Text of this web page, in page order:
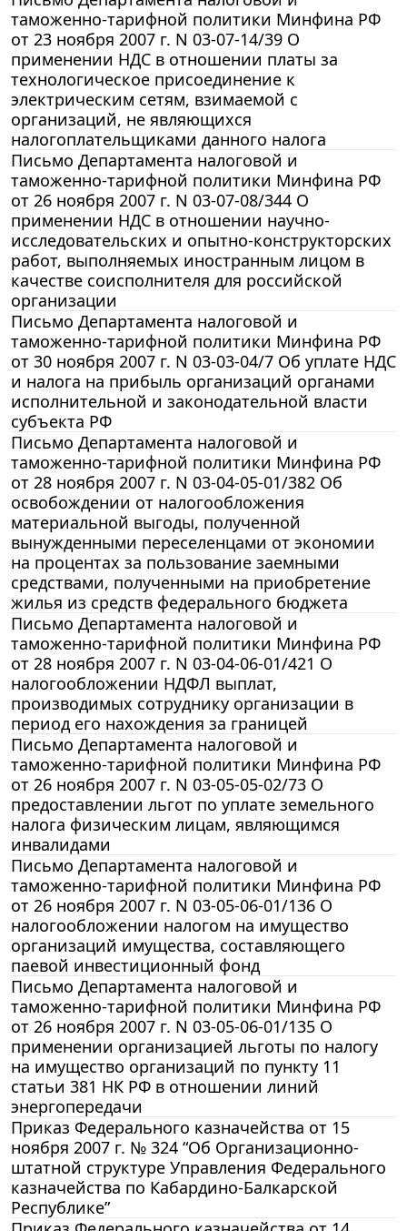
таможенно-тарифной политики Минфина РФ
от 23 ноября 2007 г. N 03-07-14/39 О
применении НДС в отношении платы за
технологическое присоединение к
электрическим сетям, взимаемой с
организаций, не являющихся
налогоплательщиками данного налога
Письмо Департамента налоговой и
таможенно-тарифной политики Минфина РФ
от 26 ноября 2007 г. N 03-07-08/344 О
применении НДС в отношении научно-
исследовательских и опытно-конструкторских
работ, выполняемых иностранным лицом в
качестве соисполнителя для российской
организации
Письмо Департамента налоговой и
таможенно-тарифной политики Минфина РФ
от 30 ноября 2007 г. N 03-03-04/7 Об уплате НДС
и налога на прибыль организаций органами
исполнительной и законодательной власти
субъекта РФ
Письмо Департамента налоговой и
таможенно-тарифной политики Минфина РФ
от 28 ноября 2007 г. N 03-04-05-01/382 Об
освобождении от налогообложения
материальной выгоды, полученной
вынужденными переселенцами от экономии
на процентах за пользование заемными
средствами, полученными на приобретение
жилья из средств федерального бюджета
Письмо Департамента налоговой и
таможенно-тарифной политики Минфина РФ
от 28 ноября 2007 г. N 03-04-06-01/421 О
налогообложении НДФЛ выплат,
производимых сотруднику организации в
период его нахождения за границей
Письмо Департамента налоговой и
таможенно-тарифной политики Минфина РФ
от 26 ноября 2007 г. N 03-05-05-02/73 О
предоставлении льгот по уплате земельного
налога физическим лицам, являющимся
инвалидами
Письмо Департамента налоговой и
таможенно-тарифной политики Минфина РФ
от 26 ноября 2007 г. N 03-05-06-01/136 О
налогообложении налогом на имущество
организаций имущества, составляющего
паевой инвестиционный фонд
Письмо Департамента налоговой и
таможенно-тарифной политики Минфина РФ
от 26 ноября 2007 г. N 03-05-06-01/135 О
применении организацией льготы по налогу
на имущество организаций по пункту 11
статьи 381 НК РФ в отношении линий
энергопередачи
Приказ Федерального казначейства от 15
ноября 2007 г. № 324 “Об Организационно-
штатной структуре Управления Федерального
казначейства по Кабардино-Балкарской
Республике”